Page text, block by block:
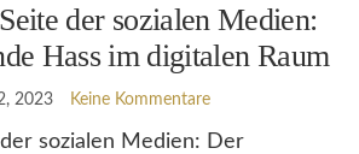
der sozialen Medien:
Hass im digitalen Raum
2023 Keine Kommentare
sozialen Medien: Der